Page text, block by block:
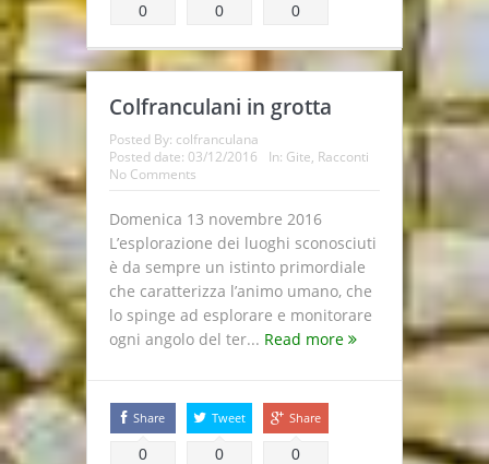
0 0 0
Colfranculani in grotta
Posted By: colfranculana
Posted date: 03/12/2016 In: Gite, Racconti
No Comments
Domenica 13 novembre 2016
L’esplorazione dei luoghi sconosciuti
è da sempre un istinto primordiale
che caratterizza l’animo umano, che
lo spinge ad esplorare e monitorare
ogni angolo del ter... Read more
Share
0
Tweet
0
Share
0